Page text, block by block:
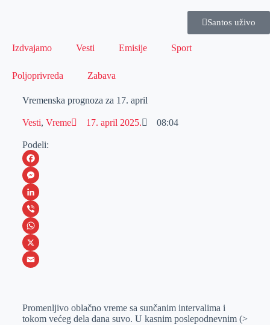
Santos uživo
Izdvajamo Vesti Emisije Sport
Poljoprivreda Zabava
Vremenska prognoza za 17. april
Vesti, Vreme 17. april 2025. 08:04
Podeli:
F
a
c
e
b
o
M
e
s
s
e
e
L
i
n
k
I
V
i
b
W
h
s
X
a
Promenljivo oblačno vreme sa sunčanim intervalima i
tokom većeg dela dana suvo. U kasnim poslepodnevnim (>